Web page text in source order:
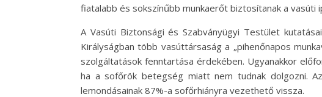
fiatalabb és sokszínűbb munkaerőt biztosítanak a vasúti
A Vasúti Biztonsági és Szabványügyi Testület
Királyságban több vasúttársaság a „pihenőnapos
szolgáltatások fenntartása érdekében. Ugyanakkor
ha a sofőrök betegség miatt nem tudnak dolgozni.
lemondásainak 87%-a sofőrhiányra vezethető vissza.